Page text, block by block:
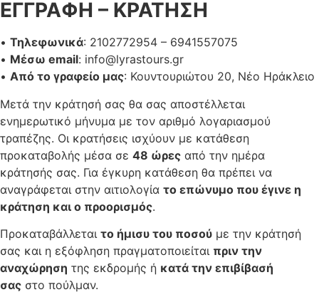
ΕΓΓΡΑΦΗ – ΚΡΑΤΗΣΗ
• Τηλεφωνικά: 2102772954 – 6941557075
• Μέσω email: info@lyrastours.gr
• Από το γραφείο μας: Κουντουριώτου 20, Νέο Ηράκλειο
Μετά την κράτησή σας θα σας αποστέλλεται
ενημερωτικό μήνυμα με τον αριθμό λογαριασμού
τραπέζης. Οι κρατήσεις ισχύουν με κατάθεση
προκαταβολής μέσα σε 48 ώρες από την ημέρα
κράτησής σας. Για έγκυρη κατάθεση θα πρέπει να
αναγράφεται στην αιτιολογία το επώνυμο που έγινε η
κράτηση και ο προορισμός.
Προκαταβάλλεται το ήμισυ του ποσού με την κράτησή
σας και η εξόφληση πραγματοποιείται πριν την
αναχώρηση της εκδρομής ή κατά την επιβίβασή
σας στο πούλμαν.